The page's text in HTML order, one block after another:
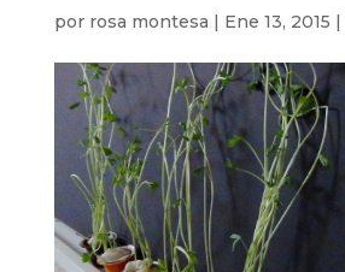
por rosa montesa | Ene 13, 2015 |